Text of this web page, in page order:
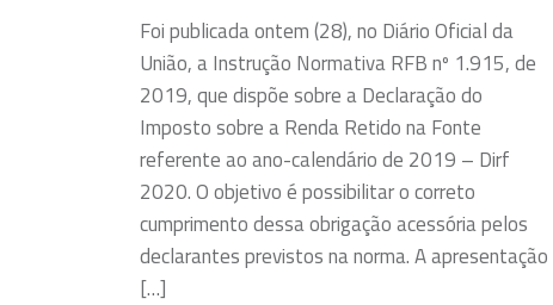
Foi publicada ontem (28), no Diário Oficial da
União, a Instrução Normativa RFB nº 1.915, de
2019, que dispõe sobre a Declaração do
Imposto sobre a Renda Retido na Fonte
referente ao ano-calendário de 2019 – Dirf
2020. O objetivo é possibilitar o correto
cumprimento dessa obrigação acessória pelos
declarantes previstos na norma. A apresentação
[…]